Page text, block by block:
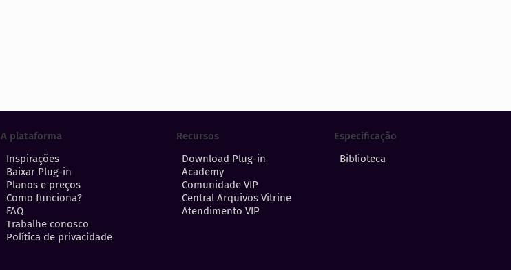
A plataforma
Inspirações
Baixar Plug-in
Planos e preços
Como funciona?
FAQ
Trabalhe conosco
Política de privacidade
Recursos
Download Plug-in
Academy
Comunidade VIP
Central Arquivos Vitrine
Atendimento VIP
Especificação
Biblioteca